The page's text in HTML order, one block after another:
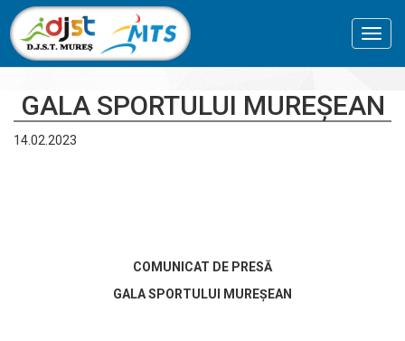
GALA SPORTULUI MUREȘEAN
14.02.2023
COMUNICAT DE PRESĂ
GALA SPORTULUI MUREȘEAN